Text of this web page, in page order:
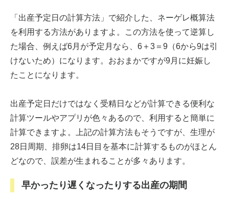
「出産予定日の計算方法」で紹介した、ネーゲレ概算法
を利用する方法がありますよ。この方法を使って逆算し
た場合、例えば6月が予定月なら、6＋3＝9（6から9は引
けないため）になります。おおまかですが9月に妊娠し
たことになります。
出産予定日だけではなく受精日などが計算できる便利な
計算ツールやアプリが色々あるので、利用すると簡単に
計算できますよ。上記の計算方法もそうですが、生理が
28日周期、排卵は14日目を基本に計算するものがほとん
どなので、誤差が生まれることが多々あります。
早かったり遅くなったりする出産の期間